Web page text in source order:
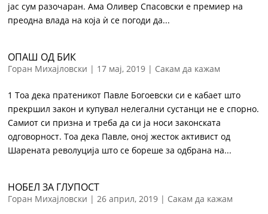
јас сум разочаран. Ама Оливер Спасовски е премиер на
преодна влада на која ѝ се погоди да...
ОПАШ ОД БИК
Горан Михајловски | 17 мај, 2019 | Сакам да кажам
1 Тоа дека пратеникот Павле Богоевски си е кабает што
прекршил закон и купувал нелегални сустанци не е спорно.
Самиот си призна и треба да си ја носи законската
одговорност. Тоа дека Павле, оној жесток активист од
Шарената револуција што се бореше за одбрана на...
НОБЕЛ ЗА ГЛУПОСТ
Горан Михајловски |26 април, 2019 | Сакам да кажам